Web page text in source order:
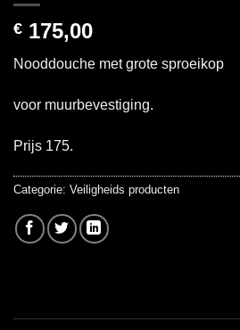
€ 175,00
Nooddouche met grote sproeikop
voor muurbevestiging.
Prijs 175.
Categorie: Veiligheids producten